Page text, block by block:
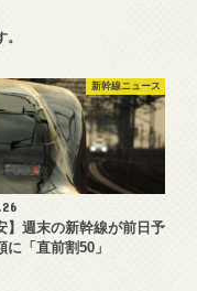
新幹線ニュース
】週末の新幹線が前日予
に「直前割50」